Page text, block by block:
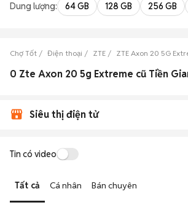
Dung lượng: 64 GB 128 GB 256 GB
Chợ Tốt Điện thoại ZTE ZTE Axon 20 5G
0 Zte Axon 20 5g Extreme cũ Tiền
Siêu thị điện tử
Tin có video
Tất cả Cá nhân Bán chuyên